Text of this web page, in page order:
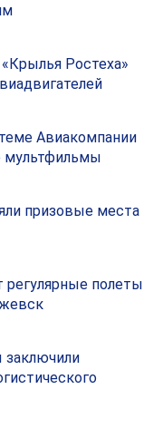
Ростеха»
Авиакомпании
мультфильмы
призовые места
регулярные полеты